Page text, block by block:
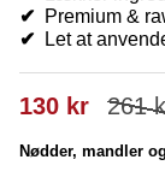
✔
Premium &
✔
Let at
261
130 kr
Nødder, mandler